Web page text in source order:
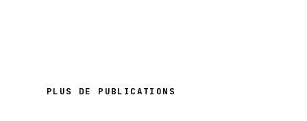
PLUS DE PUBLICATIONS